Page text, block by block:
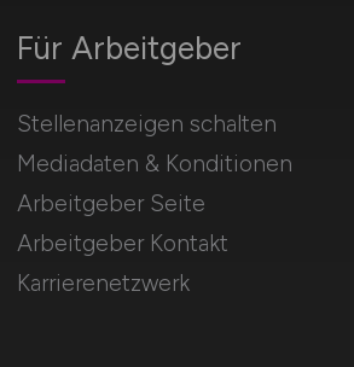
Für Arbeitgeber
Stellenanzeigen schalten
Mediadaten & Konditionen
Arbeitgeber Seite
Arbeitgeber Kontakt
Karrierenetzwerk